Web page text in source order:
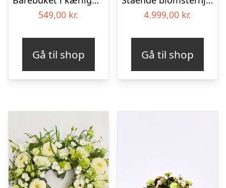
549,00 kr.
Gå til shop
4.999,00 kr.
Gå til shop